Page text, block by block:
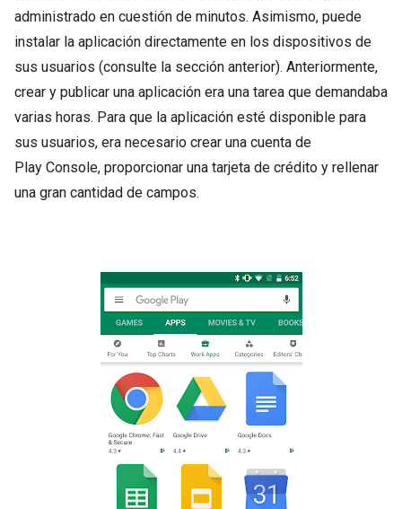
administrado en cuestión de minutos. Asimismo, puede
instalar la aplicación directamente en los dispositivos de
sus usuarios (consulte la sección anterior). Anteriormente,
crear y publicar una aplicación era una tarea que demandaba
varias horas. Para que la aplicación esté disponible para
sus usuarios, era necesario crear una cuenta de
Play Console, proporcionar una tarjeta de crédito y rellenar
una gran cantidad de campos.